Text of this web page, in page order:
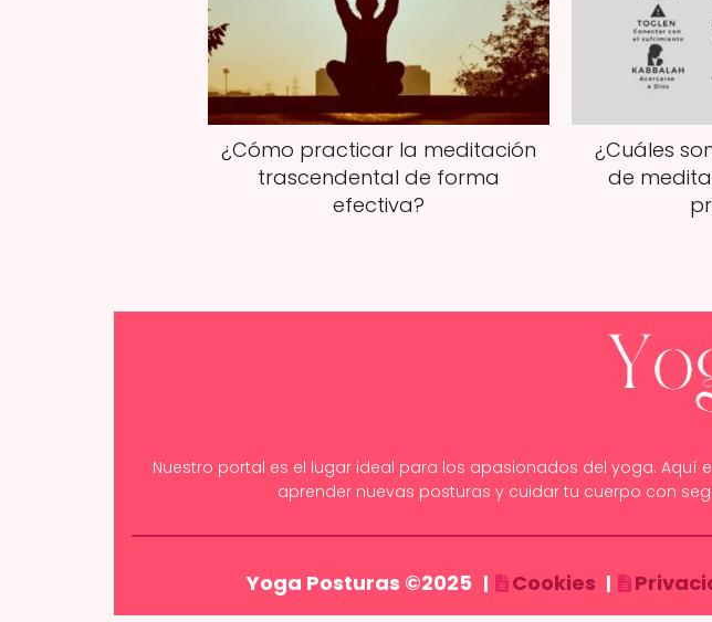
¿Cómo practicar la meditación
trascendental de forma
efectiva?
¿Cuáles
de
Nuestro portal es el lugar ideal para los apasionados del yoga.
aprender nuevas posturas y cuidar tu cuerpo con
Yoga Posturas ©2025 | Cookies |